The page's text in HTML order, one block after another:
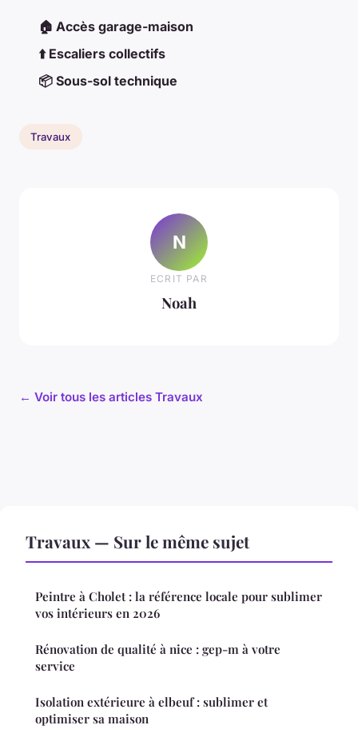
🏠 Accès garage-maison
⬆️ Escaliers collectifs
📦 Sous-sol technique
Travaux
N
ECRIT PAR
Noah
← Voir tous les articles Travaux
Travaux — Sur le même sujet
Peintre à Cholet : la référence locale pour sublimer
vos intérieurs en 2026
Rénovation de qualité à nice : gep-m à votre
service
Isolation extérieure à elbeuf : sublimer et
optimiser sa maison